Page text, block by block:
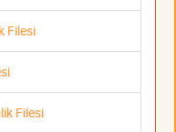
Filesi
Filesi